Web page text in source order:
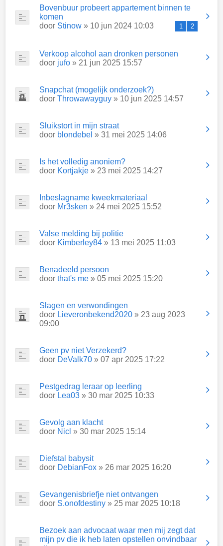
Bovenbuur probeert appartement binnen te
komen
door Stinow » 10 jun 2024 10:03 1 2
Verkoop alcohol aan dronken personen
door jufo » 21 jun 2025 15:57
Snapchat (mogelijk onderzoek?)
door Throwawayguy » 10 jun 2025 14:57
Sluikstort in mijn straat
door blondebel » 31 mei 2025 14:06
Is het volledig anoniem?
door Kortjakje » 23 mei 2025 14:27
Inbeslagname kweekmateriaal
door Mr3sken » 24 mei 2025 15:52
Valse melding bij politie
door Kimberley84 » 13 mei 2025 11:03
Benadeeld persoon
door that's me » 05 mei 2025 15:20
Slagen en verwondingen
door Lieveronbekend2020 » 23 aug 2023
09:00
Geen pv niet Verzekerd?
door DeValk70 » 07 apr 2025 17:22
Pestgedrag leraar op leerling
door Lea03 » 30 mar 2025 10:33
Gevolg aan klacht
door Nicl » 30 mar 2025 15:14
Diefstal babysit
door DebianFox » 26 mar 2025 16:20
Gevangenisbriefje niet ontvangen
door S.onofdestiny » 25 mar 2025 10:18
Bezoek aan advocaat waar men mij zegt dat
mijn pv die ik heb laten opstellen onvindbaar